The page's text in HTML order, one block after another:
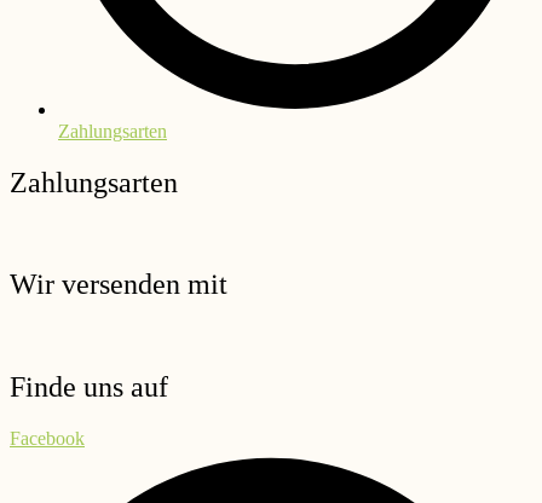
Zahlungsarten
Zahlungsarten
Wir versenden mit
Finde uns auf
Facebook